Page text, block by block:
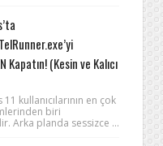
Kapatın! (Kesin ve Kalıcı
kullanıcılarının en çok
biri
Arka planda sessizce ...